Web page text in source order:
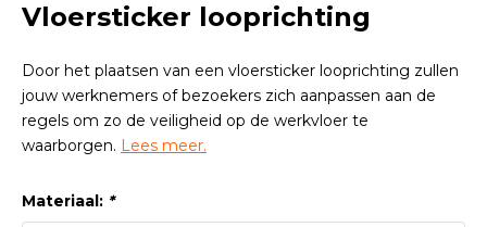
Vloersticker looprichting
Door het plaatsen van een vloersticker looprichting zullen
jouw werknemers of bezoekers zich aanpassen aan de
regels om zo de veiligheid op de werkvloer te
waarborgen. Lees meer.
Materiaal: *